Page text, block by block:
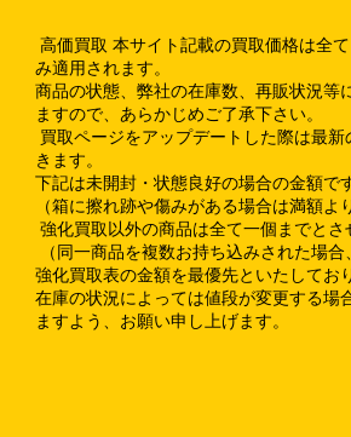
高価買取 本サイト記載の買取価格は全
み適用されます。
商品の状態、弊社の在庫数、再販状況等
ますので、あらかじめご了承下さい。
買取ページをアップデートした際は最
きます。
下記は未開封・状態良好の場合の金額で
（箱に擦れ跡や傷みがある場合は満額よ
強化買取以外の商品は全て一個までとさ
（同一商品を複数お持ち込みされた場
強化買取表の金額を最優先といたしてお
在庫の状況によっては値段が変更する場
ますよう、お願い申し上げます。